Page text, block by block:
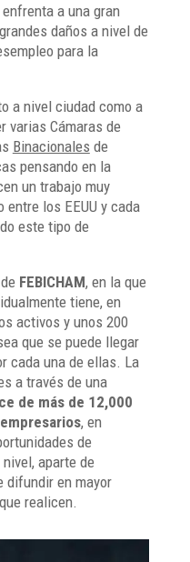
a una gran
daños a nivel de
para la
a nivel ciudad como a
varias Cámaras de
Binacionales de
pensando en la
un trabajo muy
los EEUU y cada
este tipo de
FEBICHAM, en la que
tiene, en
activos y unos 200
que se puede llegar
cada una de ellas. La
a través de una
de más de 12,000
, en
de
aparte de
difundir en mayor
realicen.